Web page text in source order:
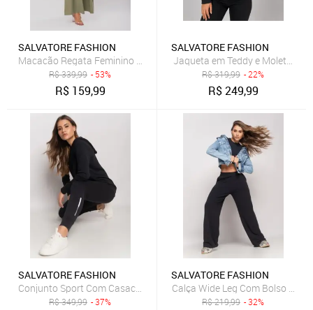
SALVATORE FASHION
Macacão Regata Feminino Alfaiataria Pantalona Salvatore Fashion
R$339,99 - 53%
R$ 159,99
SALVATORE FASHION
Jaqueta em Teddy e Moletom
R$319,99 - 22%
R$249,99
SALVATORE FASHION
Conjunto Sport Com Casaco Capuz e Jogger Moletinho Salvatore
R$349,99 - 37%
SALVATORE FASHION
Calça Wide Leg Com Bolso
R$219,99 - 32%